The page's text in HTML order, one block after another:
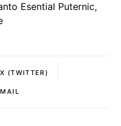
Esential Puternic,
X (TWITTER)
MAIL